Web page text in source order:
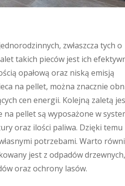
zwłaszcza tych o
takich pieców jest ich
opałową oraz niską emisją
na pellet, można znacznie
cen energii. Kolejną zaletą
na pellet są wyposażone w
oraz ilości paliwa. Dzięki temu
potrzebami. Warto
jest z odpadów
oraz ochrony lasów.